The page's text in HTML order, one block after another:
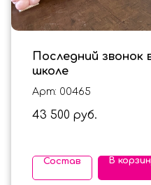
Последний звонок
школе
Арт: 00465
43 500 руб.
Состав В